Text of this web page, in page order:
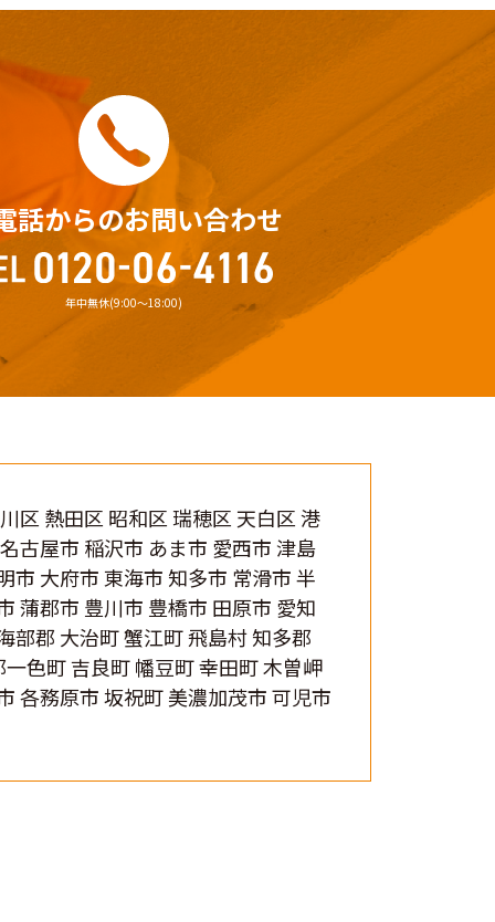
話からのお問い合わせ
年中無休(9:00〜18:00)
区 熱田区 昭和区 瑞穂区 天白区 港
古屋市 稲沢市 あま市 愛西市 津島
市 大府市 東海市 知多市 常滑市 半
蒲郡市 豊川市 豊橋市 田原市 愛知
部郡 大治町 蟹江町 飛島村 知多郡
色町 吉良町 幡豆町 幸田町 木曽岬
各務原市 坂祝町 美濃加茂市 可児市